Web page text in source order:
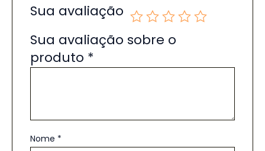
Sua avaliação
Sua avaliação sobre o
produto *
Nome *